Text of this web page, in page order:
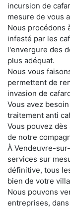
incursion de
mesure de vous
Nous procédons
infesté par les
l'envergure des
plus adéquat.
Nous vous
permettent de
invasion de
Vous avez
traitement anti
Vous pouvez
de notre
À Vendeuvre-
services sur
définitive, tous
bien de votre
Nous pouvons
entreprises,